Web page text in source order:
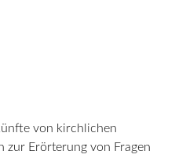
von kirchlichen
zur Erörterung von Fragen